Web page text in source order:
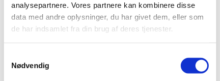
analysepartnere. Vores partnere kan kombinere disse
data med andre oplysninger, du har givet dem, eller som
de har indsamlet fra din brug af deres tjenester.
Nødvendig
april (24)
marts (42)
februar (12)
januar (18)
2018 (150)